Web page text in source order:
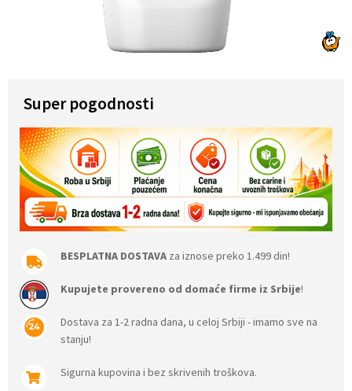
Super pogodnosti
BESPLATNA DOSTAVA za iznose preko 1.499 din!
Kupujete provereno od domaće firme iz Srbije!
Dostava za 1-2 radna dana, u celoj Srbiji - imamo sve na
stanju!
Sigurna kupovina i bez skrivenih troškova.